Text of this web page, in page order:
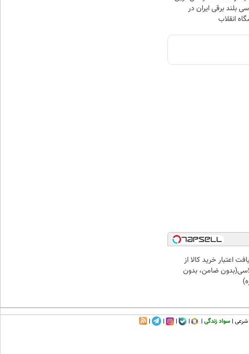
بلند برقی ایران در
انقلاب
اعتبار خرید کالا از
ضامن، بدون
شرعی سواد زندگی